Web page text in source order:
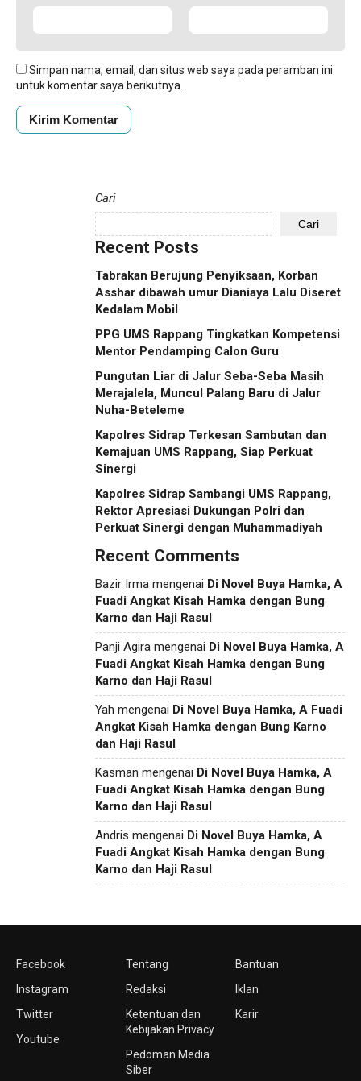
Simpan nama, email, dan situs web saya pada peramban ini
untuk komentar saya berikutnya.
Cari
Cari
Recent Posts
Tabrakan Berujung Penyiksaan, Korban
Asshar dibawah umur Dianiaya Lalu Diseret
Kedalam Mobil
PPG UMS Rappang Tingkatkan Kompetensi
Mentor Pendamping Calon Guru
Pungutan Liar di Jalur Seba-Seba Masih
Merajalela, Muncul Palang Baru di Jalur
Nuha-Beteleme
Kapolres Sidrap Terkesan Sambutan dan
Kemajuan UMS Rappang, Siap Perkuat
Sinergi
Kapolres Sidrap Sambangi UMS Rappang,
Rektor Apresiasi Dukungan Polri dan
Perkuat Sinergi dengan Muhammadiyah
Recent Comments
Bazir Irma mengenai Di Novel Buya Hamka, A
Fuadi Angkat Kisah Hamka dengan Bung
Karno dan Haji Rasul
Panji Agira mengenai Di Novel Buya Hamka, A
Fuadi Angkat Kisah Hamka dengan Bung
Karno dan Haji Rasul
Yah mengenai Di Novel Buya Hamka, A Fuadi
Angkat Kisah Hamka dengan Bung Karno
dan Haji Rasul
Kasman mengenai Di Novel Buya Hamka, A
Fuadi Angkat Kisah Hamka dengan Bung
Karno dan Haji Rasul
Andris mengenai Di Novel Buya Hamka, A
Fuadi Angkat Kisah Hamka dengan Bung
Karno dan Haji Rasul
Facebook
Instagram
Twitter
Youtube
Tentang
Redaksi
Ketentuan dan
Kebijakan Privacy
Pedoman Media
Siber
Bantuan
Iklan
Karir